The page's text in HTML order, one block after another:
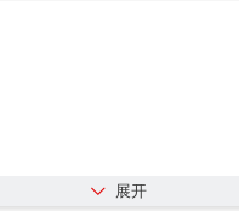
展开